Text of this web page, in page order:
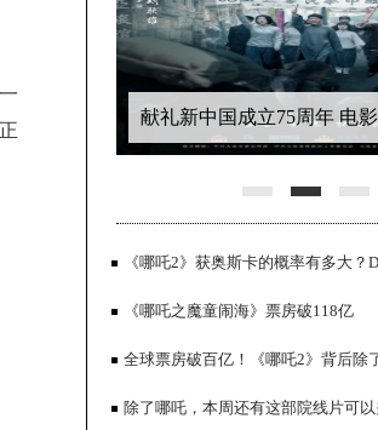
献礼新中国成立75周年 电
《哪吒2》获奥斯卡的概率有多大？
答……
《哪吒之魔童闹海》票房破118亿
全球票房破百亿！《哪吒2》背后除
也藏不住了！
除了哪吒，本周还有这部院线片可以